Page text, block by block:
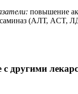
повышение
(АЛТ, ACT,
с другими